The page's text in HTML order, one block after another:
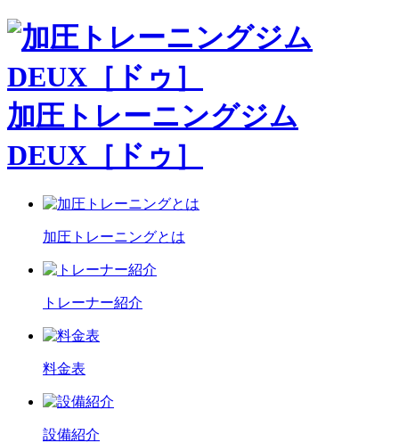
加圧トレーニングジム
DEUX［ドゥ］
加圧トレーニングとは
トレーナー紹介
料金表
設備紹介